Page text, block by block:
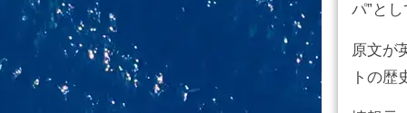
パ”と
原文が
トの